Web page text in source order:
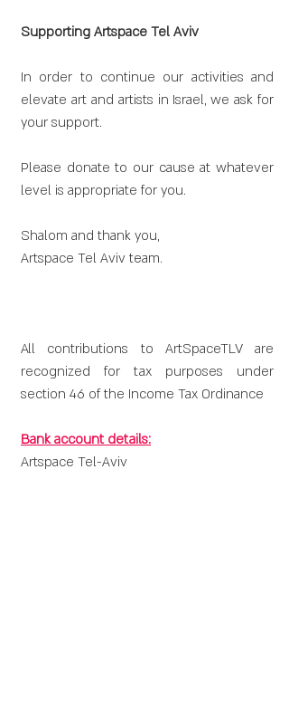
Supporting Artspace Tel Aviv
In order to continue our activities and
elevate art and artists in Israel, we ask for
your support.
Please donate to our cause at whatever
level is appropriate for you.
Shalom and thank you,
Artspace Tel Aviv team.
All contributions to ArtSpaceTLV are
recognized for tax purposes under
section 46 of the Income Tax Ordinance
Bank account details:
Artspace Tel-Aviv